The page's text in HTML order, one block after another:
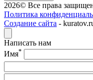
2026© Все права
Политика
Создание сайта -
Написать нам
Имя*